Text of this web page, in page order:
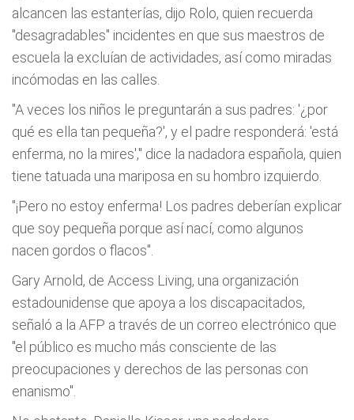
alcancen las estanterías, dijo Rolo, quien recuerda
"desagradables" incidentes en que sus maestros de
escuela la excluían de actividades, así como miradas
incómodas en las calles.
"A veces los niños le preguntarán a sus padres: '¿por
qué es ella tan pequeña?', y el padre responderá: 'está
enferma, no la mires'," dice la nadadora española, quien
tiene tatuada una mariposa en su hombro izquierdo.
"¡Pero no estoy enferma! Los padres deberían explicar
que soy pequeña porque así nací, como algunos
nacen gordos o flacos".
Gary Arnold, de Access Living, una organización
estadounidense que apoya a los discapacitados,
señaló a la AFP a través de un correo electrónico que
"el público es mucho más consciente de las
preocupaciones y derechos de las personas con
enanismo".